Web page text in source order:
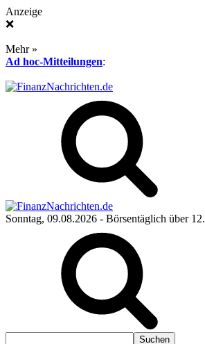
Anzeige
❌
Mehr »
Ad hoc-Mitteilungen:
Sonntag, 09.08.2026 - Börsentäglich über